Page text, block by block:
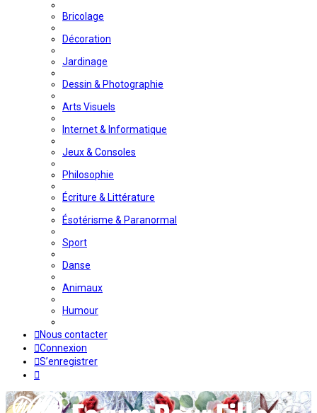
Bricolage
Décoration
Jardinage
Dessin & Photographie
Arts Visuels
Internet & Informatique
Jeux & Consoles
Philosophie
Écriture & Littérature
Ésotérisme & Paranormal
Sport
Danse
Animaux
Humour
Nous contacter
Connexion
S’enregistrer